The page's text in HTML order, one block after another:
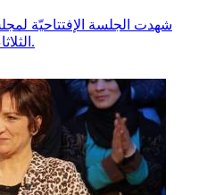
شهدت الجلسة الإفتتاحيّة
الثلاثاء 2 ديسمبر 2014 إنحرافا خطيرا.